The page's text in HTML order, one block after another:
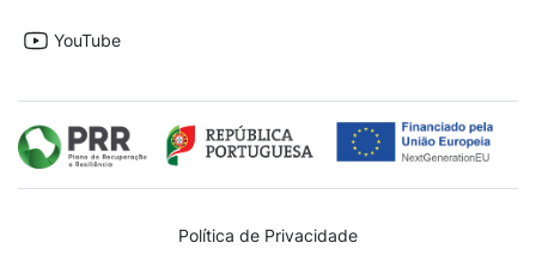
YouTube
Política de Privacidade